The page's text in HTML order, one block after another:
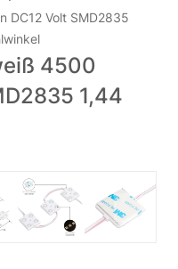
DC12 Volt SMD2835
4500
1,44